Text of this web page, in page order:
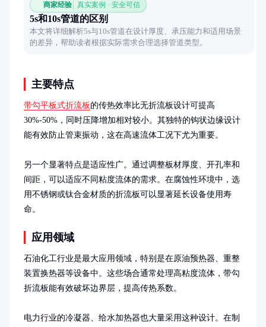
商家经验 真实案例 · 安全可信
5s和10s管道的区别
本文将详细解析5s与10s管道在设计厚度、承压能力和适用场景
的差异，帮助读者根据实际需求合理选择管道类型。
主要特点
带勾平板式折流板 的传热效率比无折流板设计可提高
30%-50%，同时压降增加相对较小。其独特的钩状边缘设计
能有效防止管束振动，这在高速流体工况下尤为重要。
另一个显著特点是适应性广。通过调整板材厚度、开孔率和
间距，可以适应不同粘度流体的需求。在腐蚀性环境中，选
用不锈钢或钛合金材质的折流板可以显著延长设备使用寿
命。
应用领域
石油化工行业是最大应用领域，特别是在原油预热器、重整
装置换热器等设备中。这些场合通常处理高粘度流体，带勾
折流板能有效破坏边界层，提高传热系数。
电力行业的冷凝器、给水加热器也大量采用这种设计。在制